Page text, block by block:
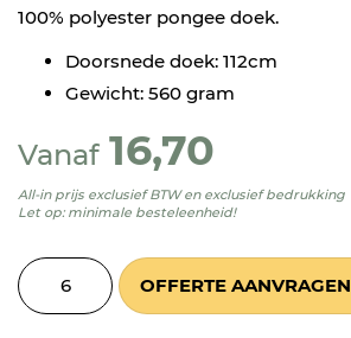
100% polyester pongee doek.
Doorsnede doek: 112cm
Gewicht: 560 gram
Vanaf 16,70
All-in prijs exclusief BTW en exclusief bedrukking
Let op: minimale besteleenheid!
OFFERTE AANVRAGEN